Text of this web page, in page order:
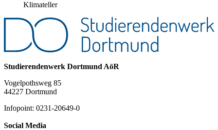
Klimateller
Studierendenwerk Dortmund AöR
Vogelpothsweg 85
44227 Dortmund
Infopoint: 0231-20649-0
Social Media